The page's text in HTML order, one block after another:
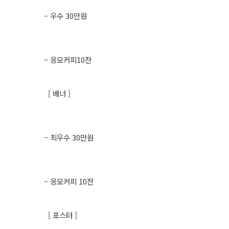
– 우수 30만원
– 응모커피10잔
[ 배너 ]
– 최우수 30만원
– 응모커피 10잔
[ 포스터 ]